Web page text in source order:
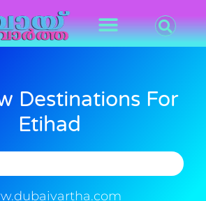
Destinations For
Etihad